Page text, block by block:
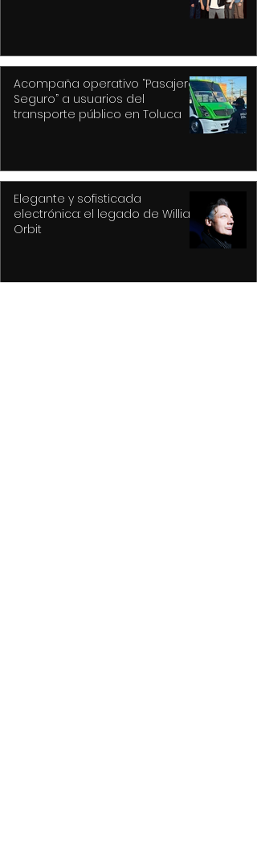
Acompaña operativo “Pasajero
Seguro” a usuarios del
transporte público en Toluca
Elegante y sofisticada
electrónica: el legado de William
Orbit